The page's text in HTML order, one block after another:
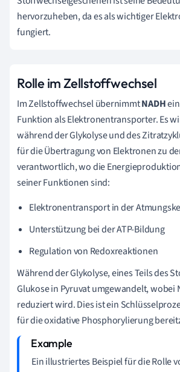
hervorzuheben, da es als wichtiger
fungiert.
Rolle im Zellstoffwechsel
Im Zellstoffwechsel übernimmtNADH
Funktion als Elektronentransporter. Es
während der Glykolyse und des
für die Übertragung von Elektronen zu
verantwortlich, wo die
seiner Funktionen sind:
Elektronentransport in der
Unterstützung bei der ATP-Bildung
Regulation von Redoxreaktionen
Während der Glykolyse, eines Teils des
Glukose in Pyruvat umgewandelt, wobei
reduziert wird. Dies ist ein
für die oxidative Phosphorylierung
Ein illustriertes Beispiel für die Rolle